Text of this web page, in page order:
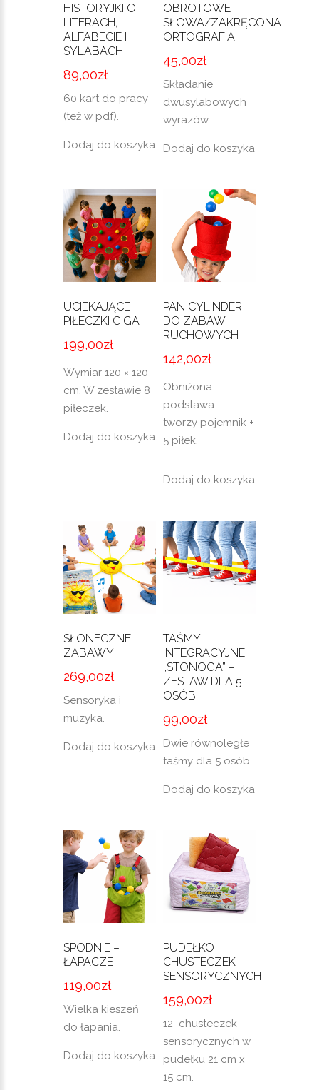
HISTORYJKI O
LITERACH,
ALFABECIE I
SYLABACH
89,00zł
60 kart do pracy
(też w pdf).
Dodaj do koszyka
OBROTOWE
SŁOWA/ZAKRĘCONA
ORTOGRAFIA
45,00zł
Składanie
dwusylabowych
wyrazów.
Dodaj do koszyka
UCIEKAJĄCE
PIŁECZKI GIGA
199,00zł
Wymiar 120 × 120
cm. W zestawie 8
piłeczek.
Dodaj do koszyka
PAN CYLINDER
DO ZABAW
RUCHOWYCH
142,00zł
Obniżona
podstawa -
tworzy pojemnik +
5 piłek.
Dodaj do koszyka
SŁONECZNE
ZABAWY
269,00zł
Sensoryka i
muzyka.
Dodaj do koszyka
TAŚMY
INTEGRACYJNE
„STONOGA” –
ZESTAW DLA 5
OSÓB
99,00zł
Dwie równoległe
taśmy dla 5 osób.
Dodaj do koszyka
SPODNIE –
ŁAPACZE
119,00zł
Wielka kieszeń
do łapania.
Dodaj do koszyka
PUDEŁKO
CHUSTECZEK
SENSORYCZNYCH
159,00zł
12 chusteczek
sensorycznych w
pudełku 21 cm x
15 cm.